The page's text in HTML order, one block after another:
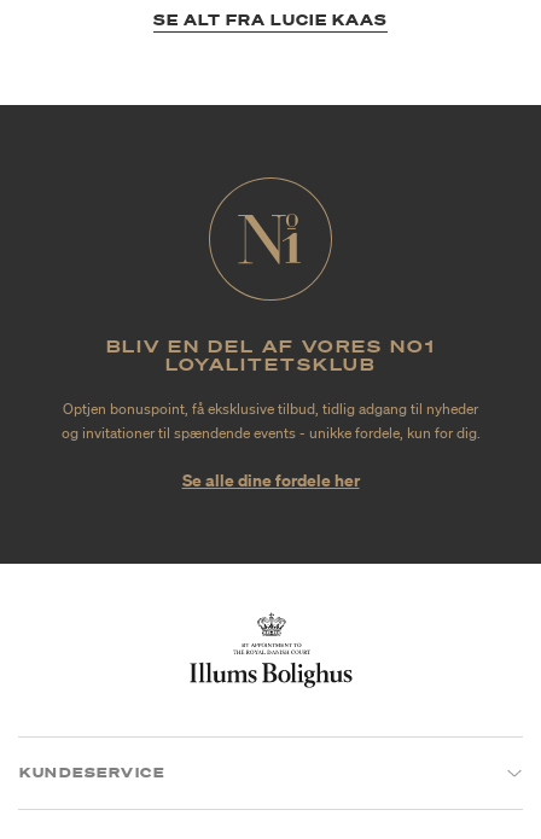
SE ALT FRA LUCIE KAAS
BLIV EN DEL AF VORES NO1
LOYALITETSKLUB
Optjen bonuspoint, få eksklusive tilbud, tidlig adgang til nyheder
og invitationer til spændende events - unikke fordele, kun for dig.
Se alle dine fordele her
KUNDESERVICE